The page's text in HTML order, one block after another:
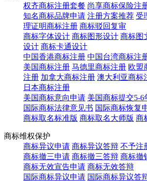
权齐商标注册套餐 尚享商标保险注
知名商标品牌申请 注册方案推荐 受
理证明商标注册 商标驳回复审
商标字体设计 商标图形设计 商标图
设计 商标卡通设计
中国香港商标注册 中国台湾商标注
美国商标注册 马德里商标注册 欧盟
注册 加拿大商标注册 澳大利亚商标
日本商标注册
美国商标意向申请 美国商标提交5-6
国际商标法律意见书 国际商标恢复
商标取名标准版 商标取名大师版 商
商标维权保护
商标异议申请 商标异议答辩 不予注
商标撤三申请 商标撤三答辩 商标撤
商标无效宣告申请 商标无效答辩
国际商标异议申请 国际商标异议答